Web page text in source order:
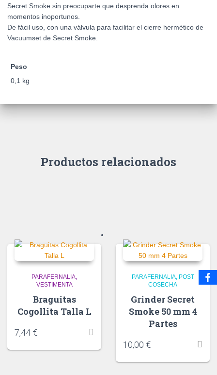
Secret Smoke sin preocuparte que desprenda olores en
momentos inoportunos.
De fácil uso, con una válvula para facilitar el cierre hermético de
Vacuumset de Secret Smoke.
Peso
0,1 kg
Productos relacionados
PARAFERNALIA
VESTIMENTA
Braguitas
Cogollita Talla L
7,44 €
PARAFERNALIA POST
COSECHA
Grinder Secret
Smoke 50 mm 4
Partes
10,00 €